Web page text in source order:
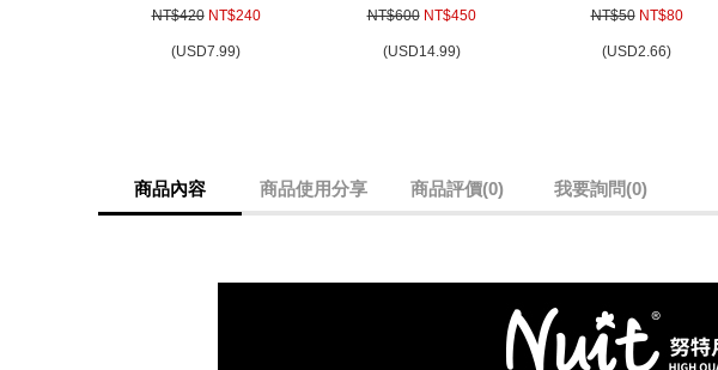
多用途強力營繩 長50米 帳
NT$420 NT$240
(USD7.99)
電風扇落地扇空氣循環扇
NT$600 NT$450
(USD14.99)
包5入，顏色隨機出貨) 燈
帶粘扣帶
NT$50 NT$80
(USD2.66)
商品內容 商品使用分享 商品評價(0) 我要詢問(0)